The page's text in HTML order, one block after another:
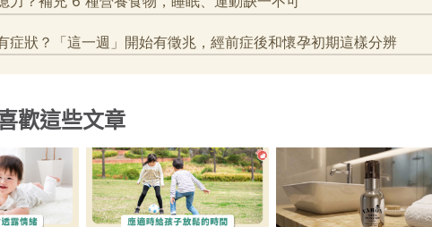
歡這些文章